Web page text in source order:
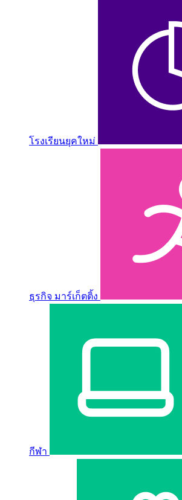
โรงเรียนยุคใหม่
ธุรกิจ มาร์เก็ตติ้ง
กีฬา